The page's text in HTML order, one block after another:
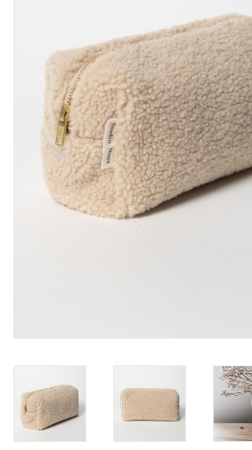
KAMERS
ALGEMEEN
Merken